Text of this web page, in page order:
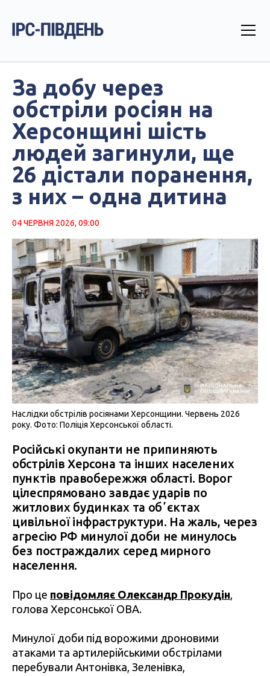
За добу через
обстріли росіян на
Херсонщині шість
людей загинули, ще
26 дістали поранення,
з них – одна дитина
04 ЧЕРВНЯ 2026, 09:00
Наслідки обстрілів росіянами Херсонщини. Червень 2026
року. Фото: Поліція Херсонської області.
Російські окупанти не припиняють
обстрілів Херсона та інших населених
пунктів правобережжя області. Ворог
цілеспрямовано завдає ударів по
житлових будинках та обʼєктах
цивільної інфраструктури. На жаль, через
агресію РФ минулої доби не минулось
без постраждалих серед мирного
населення.
Про це повідомляє Олександр Прокудін,
голова Херсонської ОВА.
Минулої доби під ворожими дроновими
атаками та артилерійськими обстрілами
перебували Антонівка, Зеленівка,